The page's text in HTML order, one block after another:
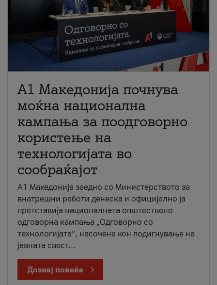
A1 Македонија почнува
моќна национална
кампања за поодговорно
користење на
технологијата во
сообраќајот
A1 Македонија заедно со Министерството за
внатрешни работи денеска и официјално ја
претставија националната општествено
одговорна кампања „Одговорно со
технологијата“, насочена кон подигнување на
јавната свест...
Дознај повеќе